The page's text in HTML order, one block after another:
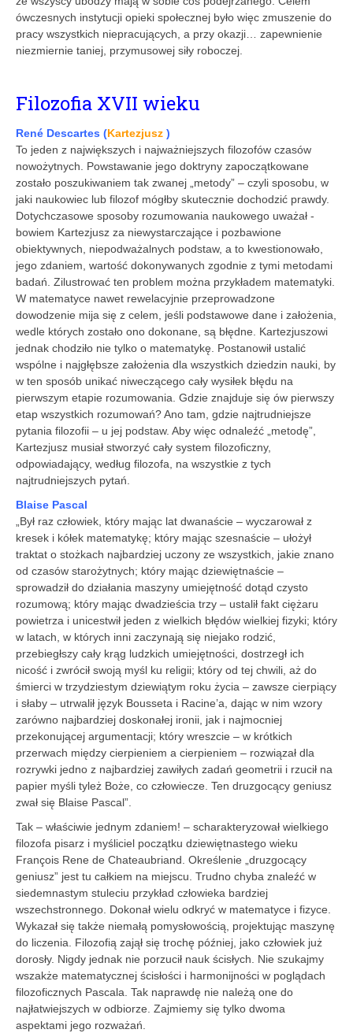
ówczes­nych instytucji opieki społecznej było więc zmuszenie do
pracy wszystkich niepracujących, a przy okazji… zapewnienie
niezmiernie taniej, przymusowej siły roboczej.
Filozofia XVII wieku
René Descartes (Kartezjusz )
To jeden z największych i najważniejszych filozofów czasów
nowożytnych. Powstawanie jego doktryny zapoczątkowane
zostało poszukiwaniem tak zwanej „metody” – czyli sposobu, w
jaki naukowiec lub filozof mógłby skutecznie ­dochodzić prawdy.
Dotychczasowe sposoby rozumowania naukowego uważał ­
bowiem Kartezjusz za niewystar­­­­­­­­czające i pozbawione
obiektywnych, ­niepodważalnych podstaw, a to kwestionowało,
jego zdaniem, wartość dokonywanych zgodnie z tymi metodami
badań. Zilustrować ten problem można przykładem matematyki.
W matematyce nawet rewelacyjnie przeprowadzone
dowodzenie mija się z celem, jeśli podstawowe dane i założenia,
wedle których zostało ono dokonane, są błędne. Kartezjuszowi
jednak chodziło nie tylko o matematykę. Postanowił ustalić
wspólne i najgłębsze założenia dla wszystkich dziedzin nauki, by
w ten sposób unikać niweczącego cały wysiłek błędu na
pierwszym etapie rozumowania. Gdzie znajduje się ów pierwszy
etap wszystkich rozumowań? Ano tam, gdzie najtrudniejsze
pytania filozofii – u jej podstaw. Aby więc odnaleźć „metodę”,
Kartezjusz musiał stworzyć cały system filozoficzny,
odpowiadający, według filozofa, na wszystkie z tych
najtrudniejszych pytań.
Blaise Pascal
„Był raz człowiek, który mając lat dwanaście – wyczarował z
kresek i kółek matematykę; który mając szesnaście – ułożył
traktat o stożkach najbardziej uczony ze wszystkich, jakie znano
od czasów starożytnych; który mając dziewiętnaście –
sprowadził do działania maszyny umiejętność dotąd czysto
rozumową; który mając dwadzieścia trzy – ustalił fakt ciężaru
powietrza i unicestwił jeden z wielkich błędów wielkiej fizyki; który
w latach, w których inni zaczynają się niejako rodzić,
przebiegłszy cały krąg ludzkich umiejętności, dostrzegł ich
nicość i zwrócił swoją myśl ku religii; który od tej chwili, aż do
śmierci w trzydziestym dziewiątym roku życia – zawsze cierpiący
i słaby – utrwalił język Bousseta i Racine’a, dając w nim wzory
zarówno najbardziej doskonałej ironii, jak i najmocniej
przekonującej argumentacji; który wreszcie – w krótkich
przerwach między cierpieniem a cierpieniem – rozwiązał dla
rozrywki jedno z najbardziej zawiłych zadań geometrii i rzucił na
papier myśli tyleż Boże, co człowiecze. Ten druzgocący geniusz
zwał się Blaise Pascal”.
Tak – właściwie jednym zdaniem! – scharakteryzował wielkiego
filozofa pisarz i myśliciel początku dziewiętnastego wieku
François Rene de Chateaubriand. Określenie „druzgocący
geniusz” jest tu całkiem na miejscu. Trudno chyba znaleźć w
siedemnastym stuleciu przykład człowieka bardziej
wszechstronnego. Dokonał wielu odkryć w matematyce i fizyce.
Wykazał się także niemałą pomysłowością, projektując maszynę
do liczenia. Filozofią zajął się trochę później, jako człowiek już
dorosły. Nigdy jednak nie porzucił nauk ścisłych. Nie szukajmy
wszakże matematycznej ścisłości i harmonijności w poglądach
filozoficznych Pascala. Tak naprawdę nie należą one do
najłatwiejszych w odbiorze. Zajmiemy się tylko dwoma
aspektami jego rozważań.